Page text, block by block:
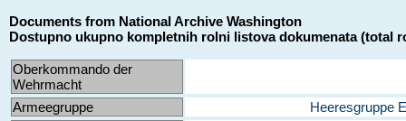
Documents from National Archive Washington
Dostupno ukupno kompletnih rolni listova dokumenata (total
Oberkommando der
Wehrmacht
Armeegruppe
Heeresgruppe E